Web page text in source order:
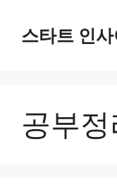
스타트 인
공부정